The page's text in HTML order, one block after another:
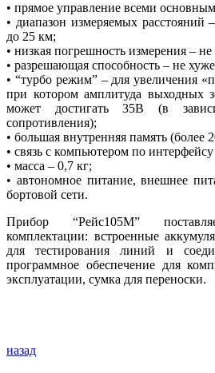
• прямое управление всеми
• диапазон измеряемых расстояний
до 25 км;
• низкая погрешность измерения –
• разрешающая способность – не
• “турбо режим” – для увеличения
при котором амплитуда выходных
может достигать 35В (в
сопротивления);
• большая внутренняя память (более
• связь с компьютером по
• масса – 0,7 кг;
• автономное питание, внешнее
бортовой сети.
Прибор “Рейс105М”
комплектации: встроенные
для тестирования линий и
программное обеспечение для
эксплуатации, сумка для переноски.
назад